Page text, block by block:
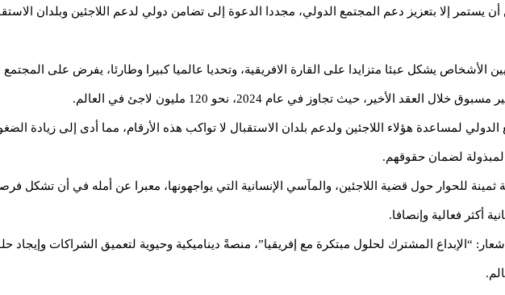
يستمر إلا بتعزيز دعم المجتمع الدولي، مجددا الدعوة إلى تضامن دولي لدعم اللاجئين وبلدان
الأشخاص يشكل عبئا متزايدا على القارة الافريقية، وتحديا عالميا كبيرا وطارئا، يفرض على
الأخير، حيث تجاوز في عام 2024، نحو 120 مليون لاجئ في العالم.
لمساعدة هؤلاء اللاجئين ولدعم بلدان الاستقبال لا تواكب هذه الأرقام، مما أدى إلى زيادة
لضمان حقوقهم.
للحوار حول قضية اللاجئين، والمآسي الإنسانية التي يواجهونها، معبرا عن أمله في أن تشكل
أكثر فعالية وإنصافا.
“الإبداع المشترك لحلول مبتكرة مع إفريقيا”، منصةً ديناميكية وحيوية لتعميق الشراكات وإيجاد